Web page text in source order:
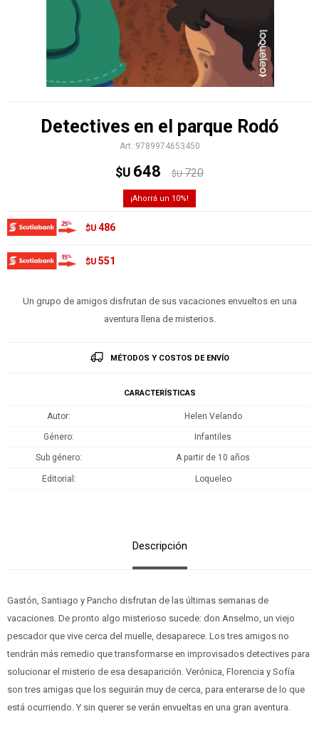
Detectives en el parque Rodó
9789974653450
$U 648 $U 720
10
$U 486
$U 551
Un grupo de amigos disfrutan de sus vacaciones envueltos en una
aventura llena de misterios.
MÉTODOS Y COSTOS DE ENVÍO
CARACTERÍSTICAS
Autor Helen Velando
Género Infantiles
Sub género A partir de 10 años
Editorial Loqueleo
Descripción
Gastón, Santiago y Pancho disfrutan de las últimas semanas de
vacaciones. De pronto algo misterioso sucede: don Anselmo, un viejo
pescador que vive cerca del muelle, desaparece. Los tres amigos no
tendrán más remedio que transformarse en improvisados detectives para
solucionar el misterio de esa desaparición. Verónica, Florencia y Sofía
son tres amigas que los seguirán muy de cerca, para enterarse de lo que
está ocurriendo. Y sin querer se verán envueltas en una gran aventura.